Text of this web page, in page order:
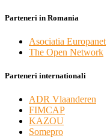
Parteneri in Romania
Asociatia Europanet
The Open Network
Parteneri internationali
ADR Vlaanderen
FIMCAP
KAZOU
Somepro